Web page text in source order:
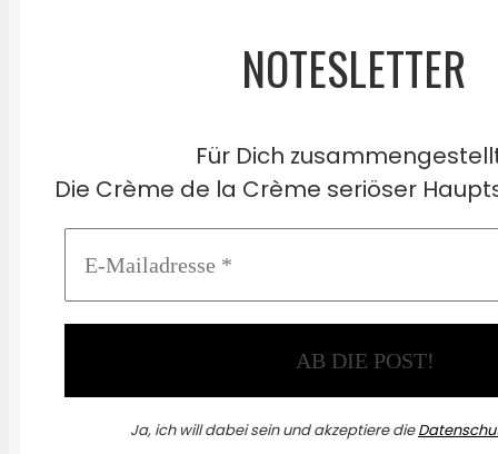
NOTESLETTER
Für Dich
Die Crème de la Crème seriöser
Ja, ich will dabei sein und akzeptiere die